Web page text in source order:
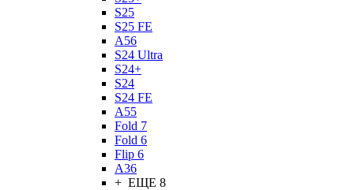
S25
S25 FE
A56
S24 Ultra
S24+
S24
S24 FE
A55
Fold 7
Fold 6
Flip 6
A36
+ ЕЩЕ 8